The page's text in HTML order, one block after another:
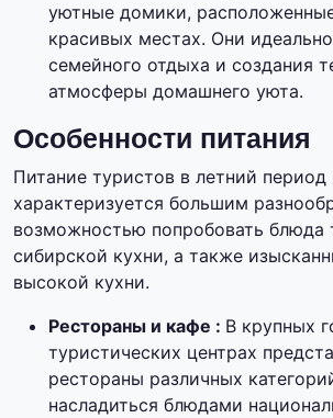
уютные домики,
красивых местах. Они
семейного отдыха и создания
атмосферы домашнего уюта.
Особенности питания
Питание туристов в летний период
характеризуется большим
возможностью попробовать блюда
сибирской кухни, а также
высокой кухни.
Рестораны и кафе : В крупных
туристических центрах
рестораны различных
насладиться блюдами